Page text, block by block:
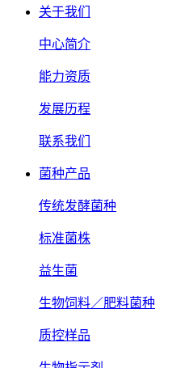
关于我们
中心简介
能力资质
发展历程
联系我们
菌种产品
传统发酵菌种
标准菌株
益生菌
生物饲料／肥料菌种
质控样品